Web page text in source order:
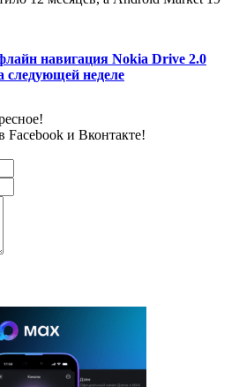
навигация Nokia Drive 2.0
следующей неделе
Facebook и Вконтакте!